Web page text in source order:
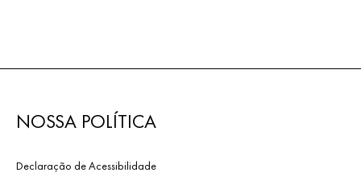
NOSSA POLÍTICA
Declaração de Acessibilidade